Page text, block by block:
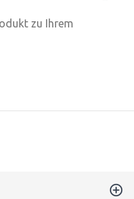
zu Ihrem